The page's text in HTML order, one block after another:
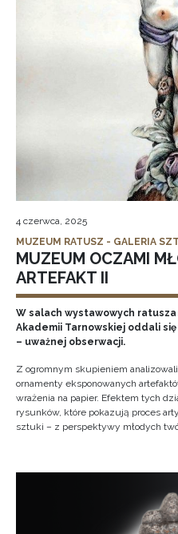
4 czerwca, 2025
MUZEUM RATUSZ - GALERIA
MUZEUM OCZAMI
ARTEFAKT II
W salach wystawowych
Akademii Tarnowskiej oddali
– uważnej obserwacji.
Z ogromnym skupieniem
ornamenty eksponowanych
wrażenia na papier. Efektem tych
rysunków, które pokazują proces
sztuki – z perspektywy młodych